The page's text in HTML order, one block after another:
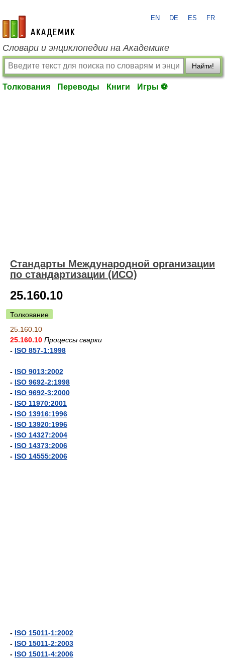
academic.ru
EN DE ES FR
Словари и энциклопедии на Академике
Найти!
Толкования Переводы Книги Игры ⚽
Стандарты Международной организации
по стандартизации (ИСО)
25.160.10
Толкование
25.160.10
25.160.10 Процессы сварки
- ISO 857-1:1998
- ISO 9013:2002
- ISO 9692-2:1998
- ISO 9692-3:2000
- ISO 11970:2001
- ISO 13916:1996
- ISO 13920:1996
- ISO 14327:2004
- ISO 14373:2006
- ISO 14555:2006
- ISO 15011-1:2002
- ISO 15011-2:2003
- ISO 15011-4:2006